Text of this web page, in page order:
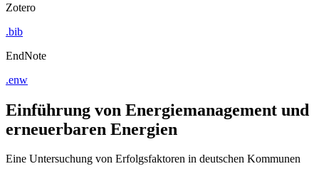
Zotero
.bib
EndNote
.enw
Einführung von Energiemanagement und
erneuerbaren Energien
Eine Untersuchung von Erfolgsfaktoren in deutschen Kommunen